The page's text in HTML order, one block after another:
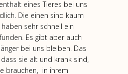
eines Tieres bei uns
Die einen sind kaum
sehr schnell ein
Es gibt aber auch
bei uns bleiben. Das
sie alt und krank sind,
brauchen, in ihrem